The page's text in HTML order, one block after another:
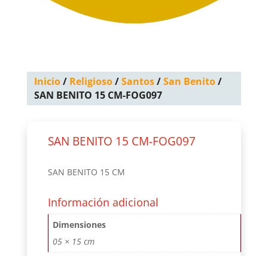
Inicio/ Religioso/Santos/San Benito/
SAN BENITO 15 CM-FOG097
SAN BENITO 15 CM-FOG097
SAN BENITO 15 CM
Información adicional
Dimensiones
05 × 15 cm